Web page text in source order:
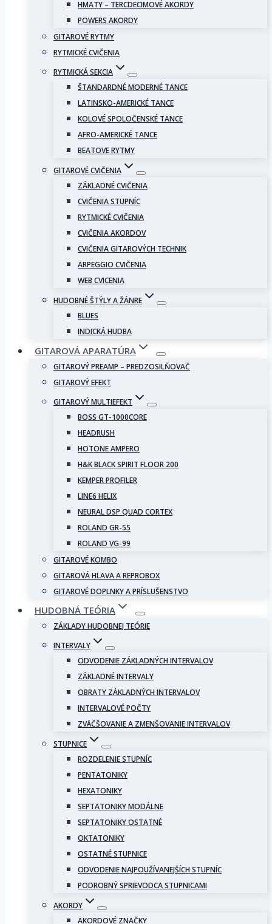
HMATY – TERCDECIMOVÉ AKORDY
POWERS AKORDY
GITAROVÉ RYTMY
RYTMICKÉ CVIČENIA
RYTMICKÁ SEKCIA
ŠTANDARDNÉ MODERNÉ TANCE
LATINSKO-AMERICKÉ TANCE
KOLOVÉ SPOLOČENSKÉ TANCE
AFRO-AMERICKÉ TANCE
BEATOVE RYTMY
GITAROVÉ CVIČENIA
ZÁKLADNÉ CVIČENIA
CVIČENIA STUPNÍC
RYTMICKÉ CVIČENIA
CVIČENIA AKORDOV
CVIČENIA GITAROVÝCH TECHNIK
ARPEGGIO CVIČENIA
WEB CVICENIA
HUDOBNÉ ŠTÝLY A ŽÁNRE
BLUES
INDICKÁ HUDBA
GITAROVÁ APARATÚRA
GITAROVÝ PREAMP – PREDZOSILŇOVAČ
GITAROVÝ EFEKT
GITAROVÝ MULTIEFEKT
BOSS GT-1000CORE
HEADRUSH
HOTONE AMPERO
H&K BLACK SPIRIT FLOOR 200
KEMPER PROFILER
LINE6 HELIX
NEURAL DSP QUAD CORTEX
ROLAND GR-55
ROLAND VG-99
GITAROVÉ KOMBO
GITAROVÁ HLAVA A REPROBOX
GITAROVÉ DOPLNKY A PRÍSLUŠENSTVO
HUDOBNÁ TEÓRIA
ZÁKLADY HUDOBNEJ TEÓRIE
INTERVALY
ODVODENIE ZÁKLADNÝCH INTERVALOV
ZÁKLADNÉ INTERVALY
OBRATY ZÁKLADNÝCH INTERVALOV
INTERVALOVÉ POČTY
ZVÄČŠOVANIE A ZMENŠOVANIE INTERVALOV
STUPNICE
ROZDELENIE STUPNÍC
PENTATONIKY
HEXATONIKY
SEPTATONIKY MODÁLNE
SEPTATONIKY OSTATNÉ
OKTATONIKY
OSTATNÉ STUPNICE
ODVODENIE NAJPOUŽÍVANEJŠÍCH STUPNÍC
PODROBNÝ SPRIEVODCA STUPNICAMI
AKORDY
AKORDOVÉ ZNAČKY